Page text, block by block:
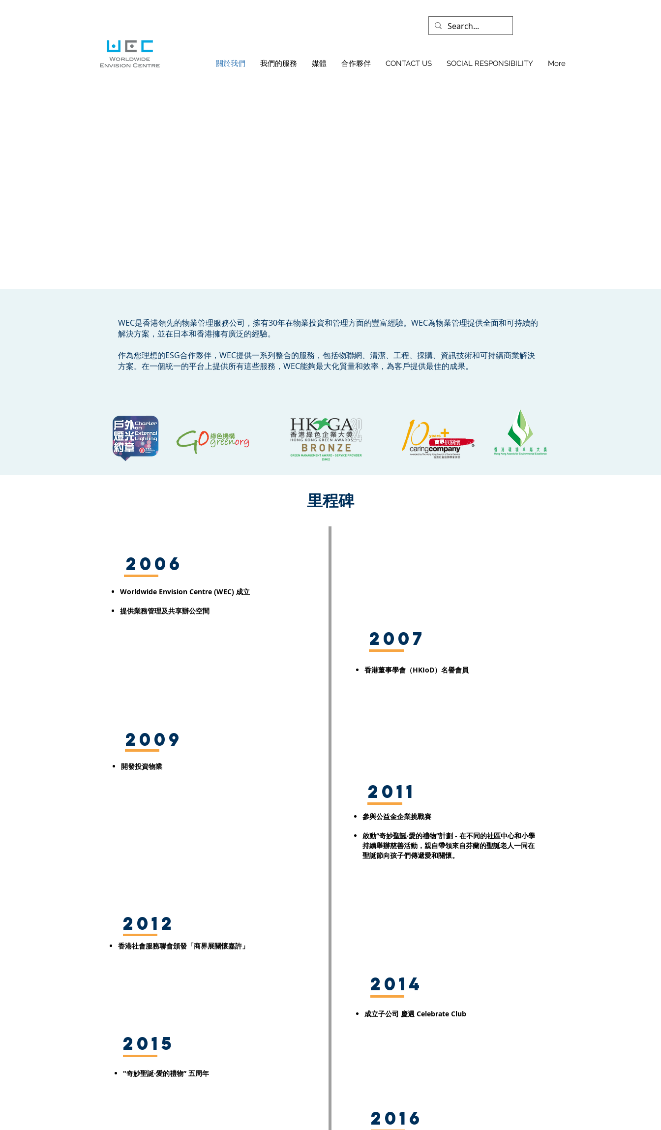
關於我們 我們的服務 媒體 合作夥伴 CONTACT US SOCIAL RESPONSIBILITY More
WEC是香港領先的物業管理服務公司，擁有30年在物業投資和管理方面的豐富經驗。WEC為物業管理提供全面和可持續的
解決方案，並在日本和香港擁有廣泛的經驗。
作為您理想的ESG合作夥伴，WEC提供一系列整合的服務，包括物聯網、清潔、工程、採購、資訊技術和可持續商業解決
方案。在一個統一的平台上提供所有這些服務，WEC能夠最大化質量和效率，為客戶提供最佳的成果。
里程碑
Worldwide Envision Centre (WEC) 成立
​提供業務管理及共享辦公空間
2006
2009
開發投資物業
香港社會服務聯會頒發「商界展關懷嘉許」
2012
2015
"奇妙聖誕‧愛的禮物” 五周年
香港董事學會（HKIoD）名譽會員
2007
參與公益金企業挑戰賽
啟動“奇妙聖誕‧愛的禮物”計劃 - 在不同的社區中心和小學
持續舉辦慈善活動，親自帶領來自芬蘭的聖誕老人一同在
聖誕節向孩子們傳遞愛和關懷。
2011
成立子公司 慶遇 Celebrate Club
2014
2016